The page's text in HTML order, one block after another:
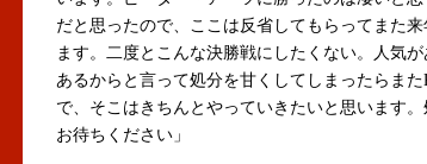
だと思ったので、ここは反省してもらってまた
ます。二度とこんな決勝戦にしたくない。人気
あるからと言って処分を甘くしてしまったらま
で、そこはきちんとやっていきたいと思います
お待ちください」